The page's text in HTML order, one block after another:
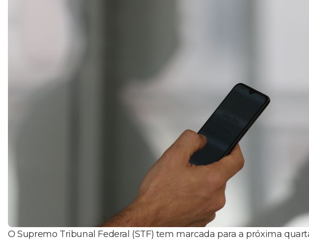
O Supremo Tribunal Federal (STF) tem marcada para a próxima